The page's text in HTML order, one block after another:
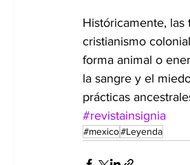
Históricamente,
cristianismo
forma animal o
la sangre y el
prácticas
#revistainsignia
#mexico#Leyenda